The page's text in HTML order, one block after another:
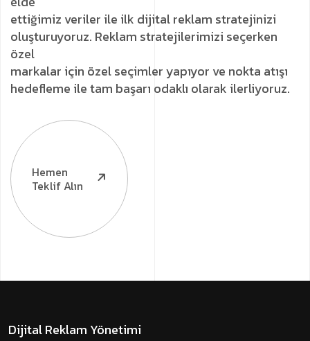
ettiğimiz veriler ile ilk dijital reklam stratejinizi
oluşturuyoruz. Reklam stratejilerimizi seçerken
özel
markalar için özel seçimler yapıyor ve nokta atışı
hedefleme ile tam başarı odaklı olarak ilerliyoruz.
Hemen
Teklif Alın
Dijital Reklam Yönetimi